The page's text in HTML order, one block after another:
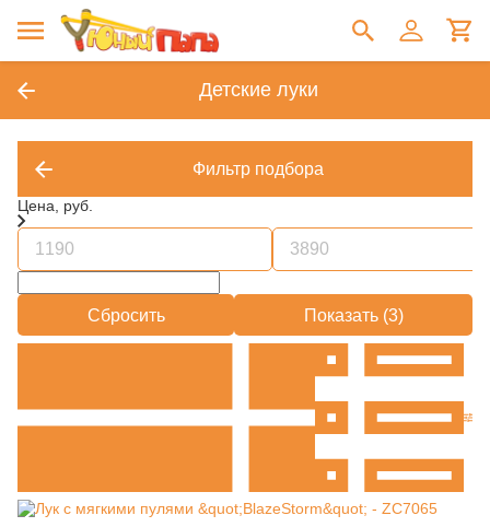
Детские луки
Фильтр подбора
Цена, руб.
Сбросить Показать (3)